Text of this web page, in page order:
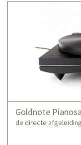
Goldnote
de directe